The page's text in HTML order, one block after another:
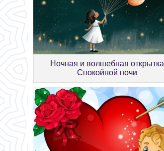
Ночная и волшебная открытка
Спокойной ночи